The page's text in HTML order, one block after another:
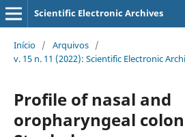
Scientific Electronic Archives
Início / Arquivos /
v. 15 n. 11 (2022): Scientific Electronic
Profile of nasal and
oropharyngeal